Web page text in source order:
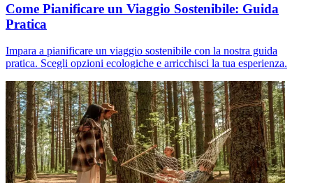
Come Pianificare un Viaggio Sostenibile: Guida
Pratica
Impara a pianificare un viaggio sostenibile con la nostra guida
pratica. Scegli opzioni ecologiche e arricchisci la tua esperienza.